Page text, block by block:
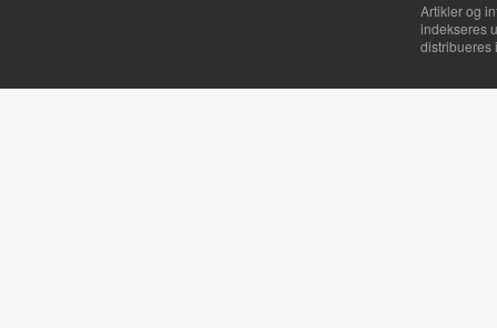
Artikler og
indekseres
distribueres